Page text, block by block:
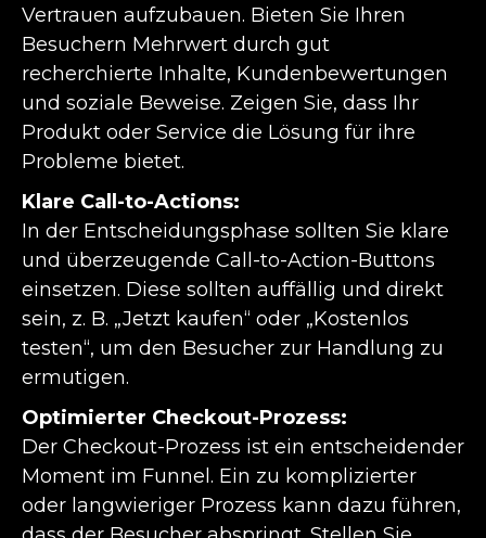
Vertrauen aufzubauen. Bieten Sie Ihren
Besuchern Mehrwert durch gut
recherchierte Inhalte, Kundenbewertungen
und soziale Beweise. Zeigen Sie, dass Ihr
Produkt oder Service die Lösung für ihre
Probleme bietet.
Klare Call-to-Actions:
In der Entscheidungsphase sollten Sie klare
und überzeugende Call-to-Action-Buttons
einsetzen. Diese sollten auffällig und direkt
sein, z. B. „Jetzt kaufen“ oder „Kostenlos
testen“, um den Besucher zur Handlung zu
ermutigen.
Optimierter Checkout-Prozess:
Der Checkout-Prozess ist ein entscheidender
Moment im Funnel. Ein zu komplizierter
oder langwieriger Prozess kann dazu führen,